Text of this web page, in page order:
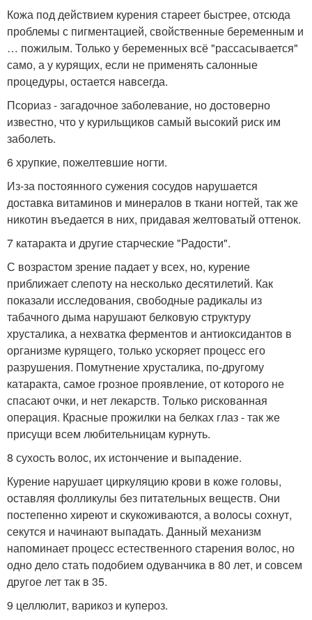
Кожа под действием курения стареет быстрее, отсюда
проблемы с пигментацией, свойственные беременным и
… пожилым. Только у беременных всё "рассасывается"
само, а у курящих, если не применять салонные
процедуры, остается навсегда.
Псориаз - загадочное заболевание, но достоверно
известно, что у курильщиков самый высокий риск им
заболеть.
6 хрупкие, пожелтевшие ногти.
Из-за постоянного сужения сосудов нарушается
доставка витаминов и минералов в ткани ногтей, так же
никотин въедается в них, придавая желтоватый оттенок.
7 катаракта и другие старческие "Радости".
С возрастом зрение падает у всех, но, курение
приближает слепоту на несколько десятилетий. Как
показали исследования, свободные радикалы из
табачного дыма нарушают белковую структуру
хрусталика, а нехватка ферментов и антиоксидантов в
организме курящего, только ускоряет процесс его
разрушения. Помутнение хрусталика, по-другому
катаракта, самое грозное проявление, от которого не
спасают очки, и нет лекарств. Только рискованная
операция. Красные прожилки на белках глаз - так же
присущи всем любительницам курнуть.
8 сухость волос, их истончение и выпадение.
Курение нарушает циркуляцию крови в коже головы,
оставляя фолликулы без питательных веществ. Они
постепенно хиреют и скукоживаются, а волосы сохнут,
секутся и начинают выпадать. Данный механизм
напоминает процесс естественного старения волос, но
одно дело стать подобием одуванчика в 80 лет, и совсем
другое лет так в 35.
9 целлюлит, варикоз и купероз.